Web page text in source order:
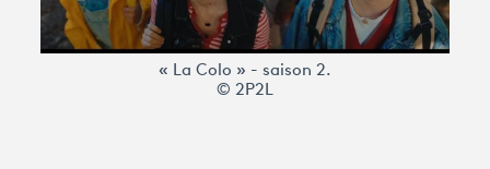
« La Colo » - saison 2.
© 2P2L